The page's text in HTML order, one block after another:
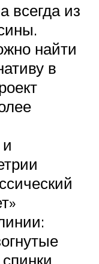
всегда из
найти
в